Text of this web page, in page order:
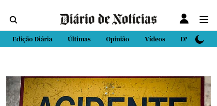
Edição Diária Últimas Opinião Vídeos DN Sport